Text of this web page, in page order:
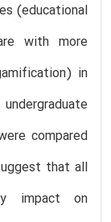
(educational
with more
in
compared
that all
impact on